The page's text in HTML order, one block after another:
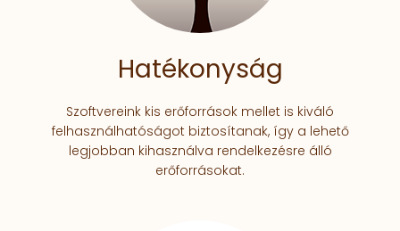
Hatékonyság
Szoftvereink kis erőforrások mellet is kiváló
felhasználhatóságot biztosítanak, így a lehető
legjobban kihasználva rendelkezésre álló
erőforrásokat.